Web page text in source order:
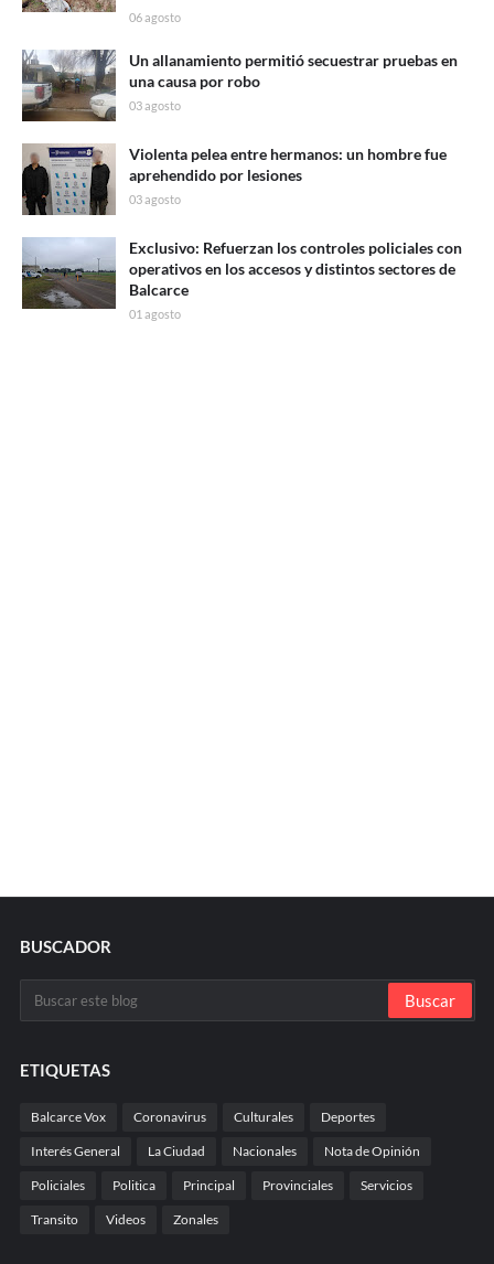
06 agosto
Un allanamiento permitió secuestrar pruebas en
una causa por robo
03 agosto
Violenta pelea entre hermanos: un hombre fue
aprehendido por lesiones
03 agosto
Exclusivo: Refuerzan los controles policiales con
operativos en los accesos y distintos sectores de
Balcarce
01 agosto
BUSCADOR
ETIQUETAS
Balcarce Vox Coronavirus Culturales Deportes
Interés General La Ciudad Nacionales Nota de Opinión
Policiales Politica Principal Provinciales Servicios
Transito Videos Zonales